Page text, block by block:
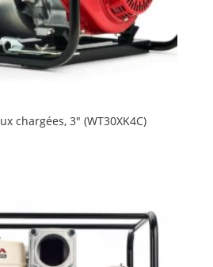
chargées, 3″ (WT30XK4C)